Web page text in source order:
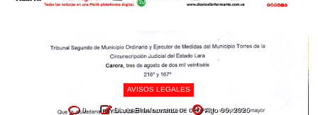
AVISOS LEGALES
0 Diario El Informante Ago 06, 2026